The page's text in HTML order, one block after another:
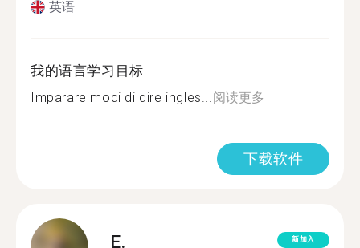
英语
我的语言学习目标
Imparare modi di dire ingles...阅读更多
下载软件
E. 新加入